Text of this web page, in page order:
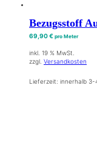
Bezugsstoff
69,90€ pro Meter
inkl. 19 % MwSt.
zzgl. Versandkosten
Lieferzeit: innerhalb 3-